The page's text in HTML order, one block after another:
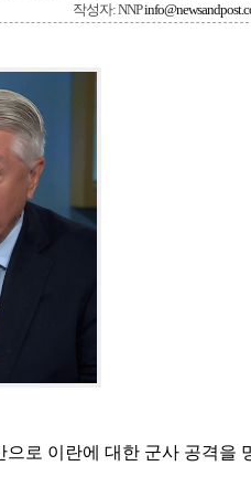
작성자: NNP
로 이란에 대한 군사 공격을